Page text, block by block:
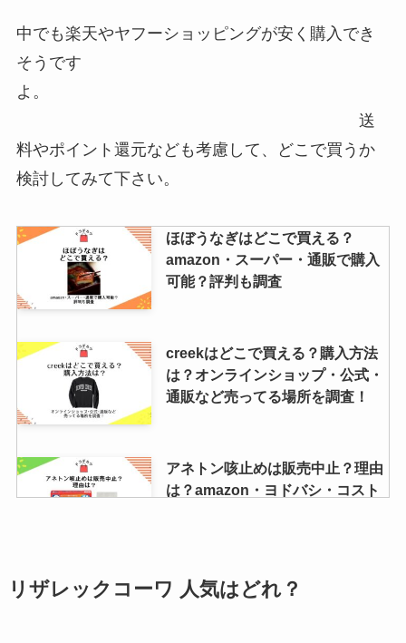
中でも楽天やヤフーショッピングが安く購入でき
そうです
よ。
送
料やポイント還元なども考慮して、どこで買うか
検討してみて下さい。
ほぼうなぎはどこで買える？
amazon・スーパー・通販で購入
可能？評判も調査
creekはどこで買える？購入方法
は？オンラインショップ・公式・
通販など売ってる場所を調査！
アネトン咳止めは販売中止？理由
は？amazon・ヨドバシ・コスト
チョコq助はどこに売ってる？
amazon・スーパー・コンビニに
リザレックコーワ 人気はどれ？